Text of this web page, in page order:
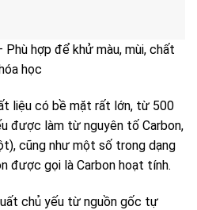
hợp để khử màu, mùi, chất
hóa học
liệu có bề mặt rất lớn, từ 500
được làm từ nguyên tố Carbon,
cũng như một số trong dạng
được gọi là Carbon hoạt tính.
chủ yếu từ nguồn gốc tự